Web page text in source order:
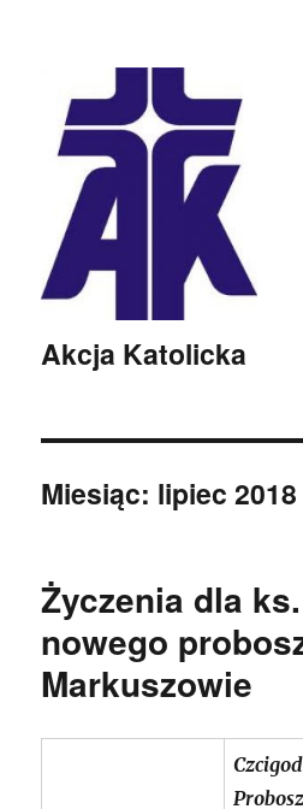
Akcja Katolicka
Miesiąc: lipiec 2018
Życzenia dla
nowego
Markuszowie